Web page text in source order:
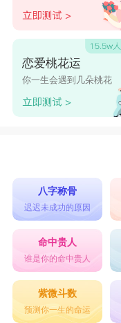
恋爱桃花运
你一生会遇到几朵桃花
八字称骨
迟迟未成功的原因
命中贵人
谁是你的命中贵人
紫微斗数
预测你一生的命运